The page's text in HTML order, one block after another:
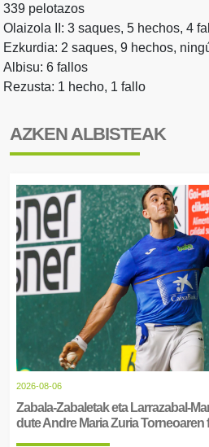
339 pelotazos
Olaizola II: 3 saques, 5 hechos, 4
Ezkurdia: 2 saques, 9 hechos,
Albisu: 6 fallos
Rezusta: 1 hecho, 1 fallo
AZKEN ALBISTEAK
2026-08-06
Zabala-Zabaletak eta Larrazabal-
dute Andre Maria Zuria Torneoaren